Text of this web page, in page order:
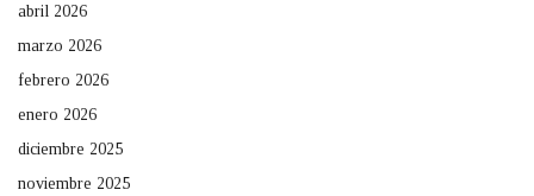
abril 2026
marzo 2026
febrero 2026
enero 2026
diciembre 2025
noviembre 2025